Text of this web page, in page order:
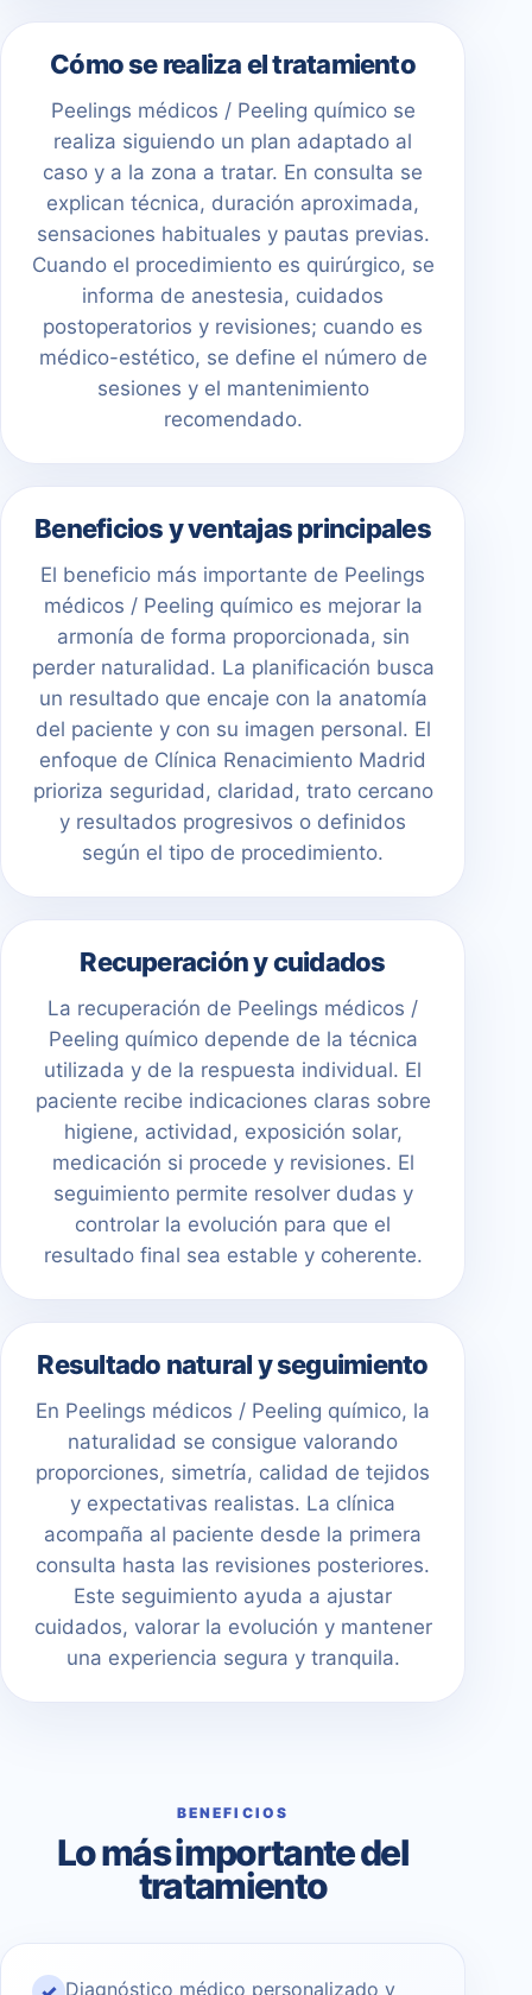
Cómo se realiza el tratamiento
Peelings médicos / Peeling químico se
realiza siguiendo un plan adaptado al
caso y a la zona a tratar. En consulta se
explican técnica, duración aproximada,
sensaciones habituales y pautas previas.
Cuando el procedimiento es quirúrgico, se
informa de anestesia, cuidados
postoperatorios y revisiones; cuando es
médico-estético, se define el número de
sesiones y el mantenimiento
recomendado.
Beneficios y ventajas principales
El beneficio más importante de Peelings
médicos / Peeling químico es mejorar la
armonía de forma proporcionada, sin
perder naturalidad. La planificación busca
un resultado que encaje con la anatomía
del paciente y con su imagen personal. El
enfoque de Clínica Renacimiento Madrid
prioriza seguridad, claridad, trato cercano
y resultados progresivos o definidos
según el tipo de procedimiento.
Recuperación y cuidados
La recuperación de Peelings médicos /
Peeling químico depende de la técnica
utilizada y de la respuesta individual. El
paciente recibe indicaciones claras sobre
higiene, actividad, exposición solar,
medicación si procede y revisiones. El
seguimiento permite resolver dudas y
controlar la evolución para que el
resultado final sea estable y coherente.
Resultado natural y seguimiento
En Peelings médicos / Peeling químico, la
naturalidad se consigue valorando
proporciones, simetría, calidad de tejidos
y expectativas realistas. La clínica
acompaña al paciente desde la primera
consulta hasta las revisiones posteriores.
Este seguimiento ayuda a ajustar
cuidados, valorar la evolución y mantener
una experiencia segura y tranquila.
BENEFICIOS
Lo más importante del
tratamiento
Diagnóstico médico personalizado y